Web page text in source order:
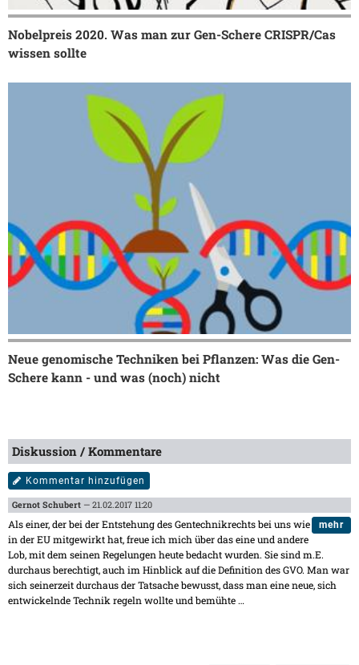
Nobelpreis 2020. Was man zur Gen-Schere CRISPR/Cas
wissen sollte
Neue genomische Techniken bei Pflanzen: Was die Gen-
Schere kann - und was (noch) nicht
Diskussion / Kommentare
Kommentar hinzufügen
Gernot Schubert — 21.02.2017 11:20
mehr
Als einer, der bei der Entstehung des Gentechnikrechts bei uns wie
in der EU mitgewirkt hat, freue ich mich über das eine und andere
Lob, mit dem seinen Regelungen heute bedacht wurden. Sie sind m.E.
durchaus berechtigt, auch im Hinblick auf die Definition des GVO. Man war
sich seinerzeit durchaus der Tatsache bewusst, dass man eine neue, sich
entwickelnde Technik regeln wollte und bemühte …